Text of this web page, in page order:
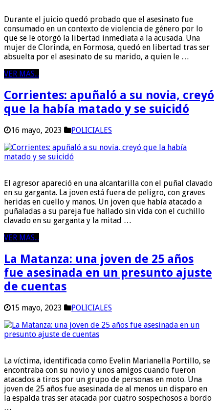
Durante el juicio quedó probado que el asesinato fue
consumado en un contexto de violencia de género por lo
que se le otorgó la libertad inmediata a la acusada. Una
mujer de Clorinda, en Formosa, quedó en libertad tras ser
absuelta por el asesinato de su marido, a quien le …
VER MAS...
Corrientes: apuñaló a su novia, creyó
que la había matado y se suicidó
16 mayo, 2023 POLICIALES
El agresor apareció en una alcantarilla con el puñal clavado
en su garganta. La joven está fuera de peligro, con graves
heridas en cuello y manos. Un joven que había atacado a
puñaladas a su pareja fue hallado sin vida con el cuchillo
clavado en su garganta y la mitad …
VER MAS...
La Matanza: una joven de 25 años
fue asesinada en un presunto ajuste
de cuentas
15 mayo, 2023 POLICIALES
La víctima, identificada como Evelin Marianella Portillo, se
encontraba con su novio y unos amigos cuando fueron
atacados a tiros por un grupo de personas en moto. Una
joven de 25 años fue asesinada de al menos un disparo en
la espalda tras ser atacada por cuatro sospechosos a bordo
…